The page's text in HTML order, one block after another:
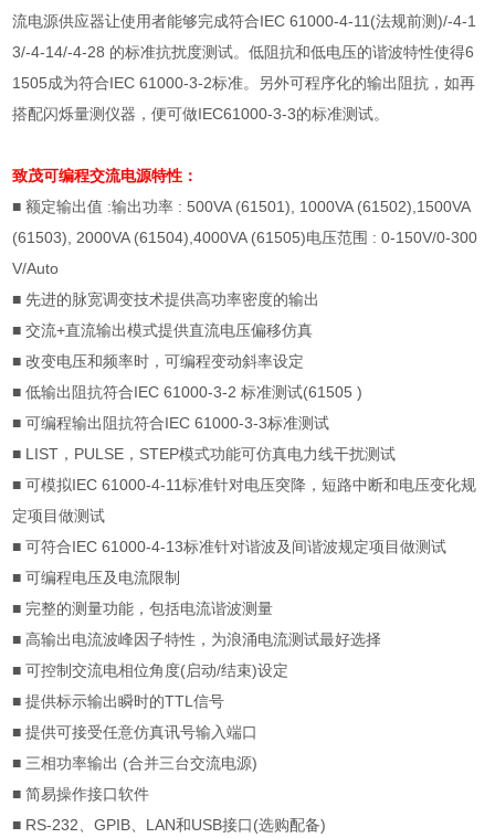
流电源供应器让使用者能够完成符合IEC 61000-4-11(法规前测)/-4-1
3/-4-14/-4-28 的标准抗扰度测试。低阻抗和低电压的谐波特性使得6
1505成为符合IEC 61000-3-2标准。另外可程序化的输出阻抗，如再
搭配闪烁量测仪器，便可做IEC61000-3-3的标准测试。
致茂可编程交流电源特性：
■ 额定输出值 :输出功率 : 500VA (61501), 1000VA (61502),1500VA
(61503), 2000VA (61504),4000VA (61505)电压范围 : 0-150V/0-300
V/Auto
■ 先进的脉宽调变技术提供高功率密度的输出
■交流+直流输出模式提供直流电压偏移仿真
■改变电压和频率时，可编程变动斜率设定
■低输出阻抗符合IEC 61000-3-2标准测试(61505 )
■可编程输出阻抗符合IEC 61000-3-3标准测试
■ LIST ， PULSE ， STEP模式功能可仿真电力线干扰测试
■可模拟IEC 61000-4-11标准针对电压突降，短路中断和电压变化规
定项目做测试
■可符合IEC 61000-4-13标准针对谐波及间谐波规定项目做测试
■可编程电压及电流限制
■ 完整的测量功能，包括电流谐波测量
■高输出电流波峰因子特性，为浪涌电流测试最好选择
■可控制交流电相位角度(启动/结束)设定
■提供标示输出瞬时的TTL信号
■提供可接受任意仿真讯号输入端口
■ 三相功率输出 (合并三台交流电源)
■简易操作接口软件
■ RS-232 、GPIB LAN和USB接口(选购配备)